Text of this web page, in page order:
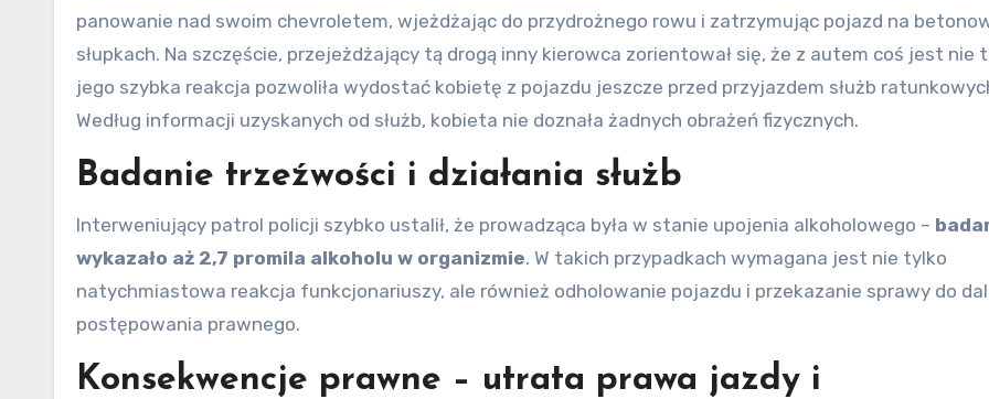
panowanie nad swoim chevroletem, wjeżdżając do przydrożnego rowu i zatrzymując pojazd na
słupkach. Na szczęście, przejeżdżający tą drogą inny kierowca zorientował się, że z autem coś jest nie
jego szybka reakcja pozwoliła wydostać kobietę z pojazdu jeszcze przed przyjazdem służb
Według informacji uzyskanych od służb, kobieta nie doznała żadnych obrażeń fizycznych.
Badanie trzeźwości i działania służb
Interweniujący patrol policji szybko ustalił, że prowadząca była w stanie upojenia alkoholowego –
wykazało aż 2,7 promila alkoholu w organizmie. W takich przypadkach wymagana jest nie tylko
natychmiastowa reakcja funkcjonariuszy, ale również odholowanie pojazdu i przekazanie sprawy do
postępowania prawnego.
Konsekwencje prawne – utrata prawa jazdy i